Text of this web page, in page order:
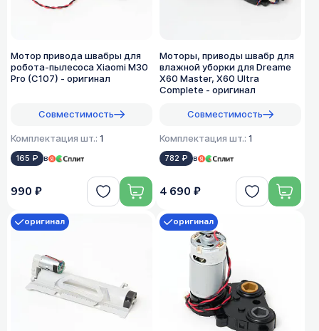
Мотор привода швабры для
робота-пылесоса Xiaomi M30
Pro (C107) - оригинал
Совместимость
Комплектация шт.: 1
165 ₽ в
990 ₽
Моторы, приводы швабр для
влажной уборки для Dreame
X60 Master, X60 Ultra
Complete - оригинал
Совместимость
Комплектация шт.: 1
782 ₽ в
4 690 ₽
оригинал оригинал